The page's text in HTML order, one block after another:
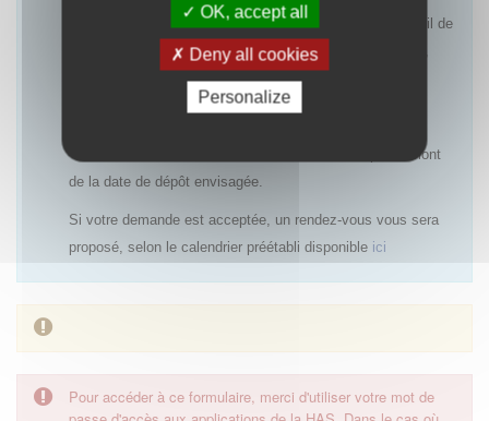
OK, accept all
Deny all cookies
Personalize
bénéfice/risques est déjà établi et qu’un PUT avec recueil de
données cliniques ne sera pas systématiquement requis,
- si un accès précoce antérieur a été refusé et qu’aucun
nouvel élément n’est disponible,
- si la demande de rendez-vous est réalisée trop en amont
de la date de dépôt envisagée.
Si votre demande est acceptée, un rendez-vous vous sera
proposé, selon le calendrier préétabli disponible ici
Pour accéder à ce formulaire, merci d'utiliser votre mot de